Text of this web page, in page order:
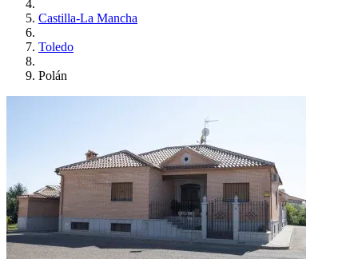
Castilla-La Mancha
Toledo
Polán